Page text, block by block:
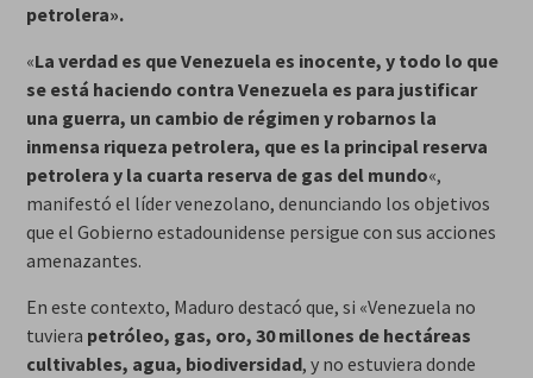
petrolera».
«La verdad es que Venezuela es inocente, y todo lo que
se está haciendo contra Venezuela es para justificar
una guerra, un cambio de régimen y robarnos la
inmensa riqueza petrolera, que es la principal reserva
petrolera y la cuarta reserva de gas del mundo«,
manifestó el líder venezolano, denunciando los objetivos
que el Gobierno estadounidense persigue con sus acciones
amenazantes.
En este contexto, Maduro destacó que, si «Venezuela no
tuviera petróleo, gas, oro, 30 millones de hectáreas
cultivables, agua, biodiversidad, y no estuviera donde